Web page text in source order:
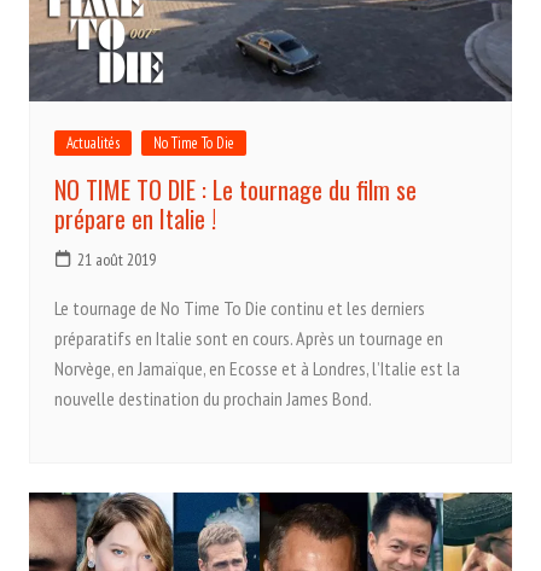
Actualités No Time To Die
NO TIME TO DIE : Le tournage du film se
prépare en Italie !
21 août 2019
Le tournage de No Time To Die continu et les derniers
préparatifs en Italie sont en cours. Après un tournage en
Norvège, en Jamaïque, en Ecosse et à Londres, l’Italie est la
nouvelle destination du prochain James Bond.